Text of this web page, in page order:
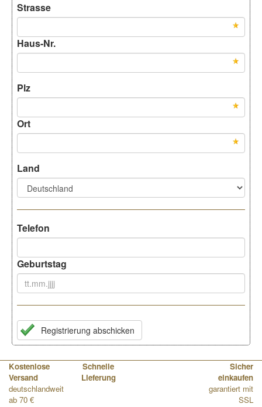
Strasse
Haus-Nr.
Plz
Ort
Land
Telefon
Geburtstag
Registrierung abschicken
Kostenlose
Versand
deutschlandweit
ab 70 €
Schnelle
Lieferung
Sicher
einkaufen
garantiert mit
SSL